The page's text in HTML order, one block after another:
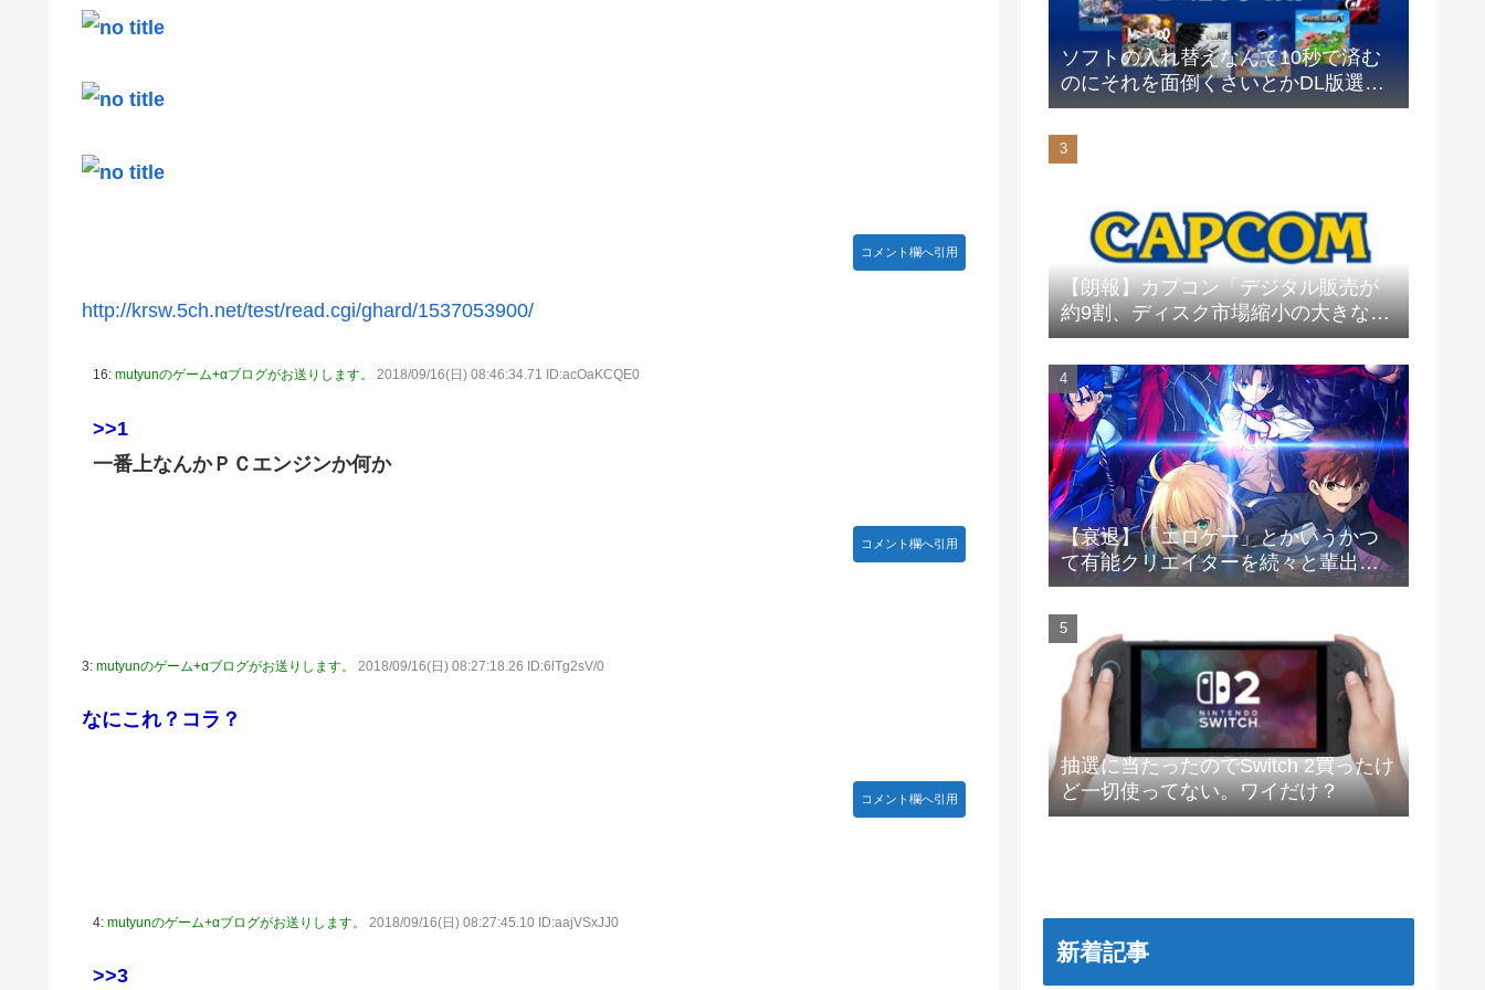
【元NMB48】安部若菜、卒業して早くもお酒解禁
モーニング娘。'25『気になるその気の歌』ってガチで名曲だと思うんだけど
冨里奈央ちゃん、おへそ見せガチでエグいって・・・
コメント欄へ引用
http://krsw.5ch.net/test/read.cgi/ghard/1537053900/
16: mutyunのゲーム+αブログがお送りします。 2018/09/16(日) 08:46:34.71 ID:acOaKCQE0
>>1
一番上なんかＰＣエンジンか何か
コメント欄へ引用
3: mutyunのゲーム+αブログがお送りします。 2018/09/16(日) 08:27:18.26 ID:6lTg2sV/0
なにこれ？コラ？
コメント欄へ引用
4: mutyunのゲーム+αブログがお送りします。 2018/09/16(日) 08:27:45.10 ID:aajVSxJJ0
>>3
ソフトの入れ替えなんて10秒で済む
のにそれを面倒くさいとかDL版選ぶ
理由だわとかなんなんアホなのか
【朗報】カプコン「デジタル販売が
約9割、ディスク市場縮小の大きな影
響は想定していない」
【衰退】「エロゲー」とかいうかつ
て有能クリエイターを続々と輩出し
た謎の界隈wwwww
抽選に当たったのでSwitch 2買ったけ
ど一切使ってない。ワイだけ？
新着記事